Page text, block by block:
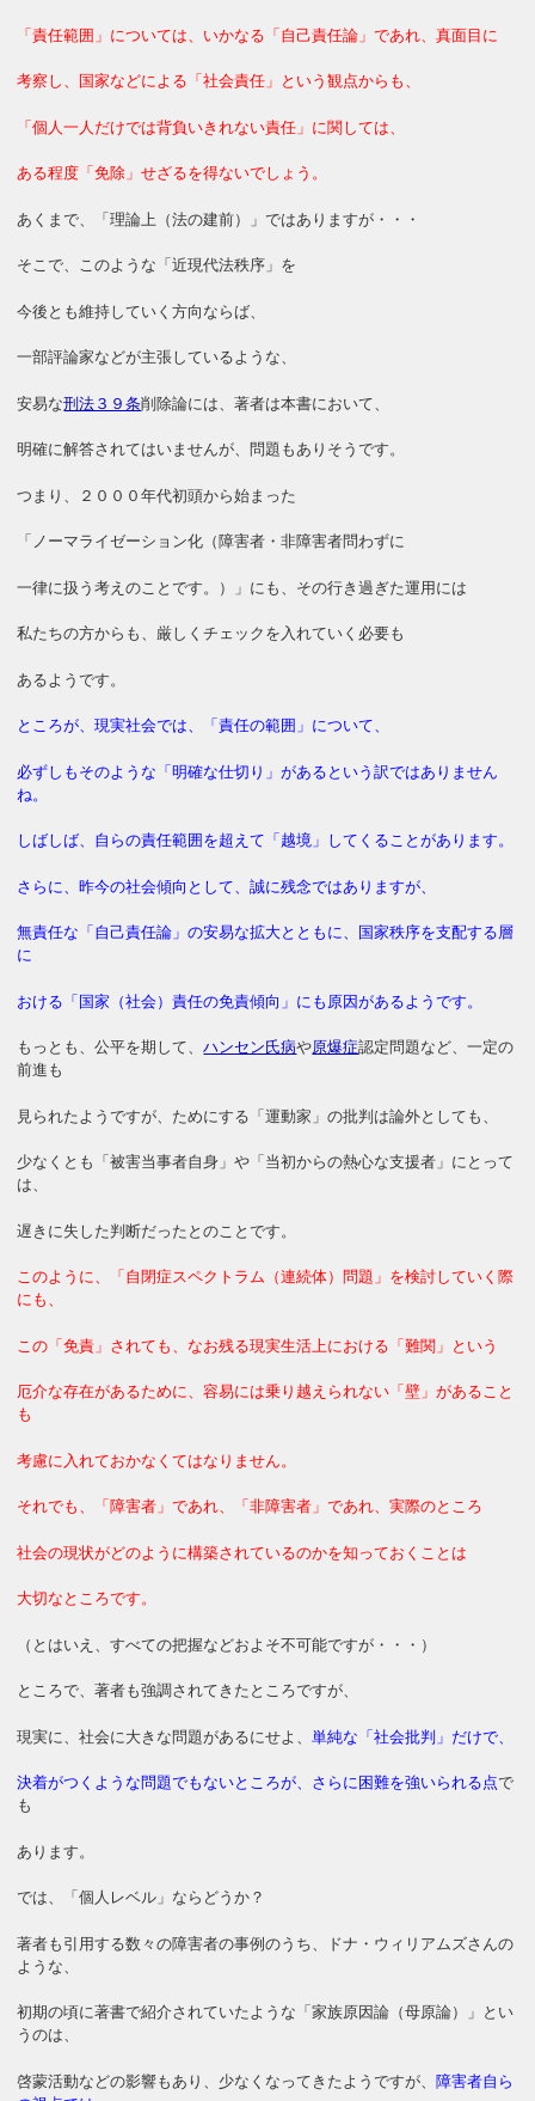
「責任範囲」については、いかなる「自己責任論」であれ、真面目に
考察し、国家などによる「社会責任」という観点からも、
「個人一人だけでは背負いきれない責任」に関しては、
ある程度「免除」せざるを得ないでしょう。
あくまで、「理論上（法の建前）」ではありますが・・・
そこで、このような「近現代法秩序」を
今後とも維持していく方向ならば、
一部評論家などが主張しているような、
安易な刑法３９条削除論には、著者は本書において、
明確に解答されてはいませんが、問題もありそうです。
つまり、２０００年代初頭から始まった
「ノーマライゼーション化（障害者・非障害者問わずに
一律に扱う考えのことです。）」にも、その行き過ぎた運用には
私たちの方からも、厳しくチェックを入れていく必要も
あるようです。
ところが、現実社会では、「責任の範囲」について、
必ずしもそのような「明確な仕切り」があるという訳ではありません
ね。
しばしば、自らの責任範囲を超えて「越境」してくることがあります。
さらに、昨今の社会傾向として、誠に残念ではありますが、
無責任な「自己責任論」の安易な拡大とともに、国家秩序を支配する層
に
おける「国家（社会）責任の免責傾向」にも原因があるようです。
もっとも、公平を期して、ハンセン氏病や原爆症認定問題など、一定の
前進も
見られたようですが、ためにする「運動家」の批判は論外としても、
少なくとも「被害当事者自身」や「当初からの熱心な支援者」にとって
は、
遅きに失した判断だったとのことです。
このように、「自閉症スペクトラム（連続体）問題」を検討していく際
にも、
この「免責」されても、なお残る現実生活上における「難関」という
厄介な存在があるために、容易には乗り越えられない「壁」があること
も
考慮に入れておかなくてはなりません。
それでも、「障害者」であれ、「非障害者」であれ、実際のところ
社会の現状がどのように構築されているのかを知っておくことは
大切なところです。
（とはいえ、すべての把握などおよそ不可能ですが・・・）
ところで、著者も強調されてきたところですが、
現実に、社会に大きな問題があるにせよ、単純な「社会批判」だけで、
決着がつくような問題でもないところが、さらに困難を強いられる点で
も
あります。
では、「個人レベル」ならどうか？
著者も引用する数々の障害者の事例のうち、ドナ・ウィリアムズさんの
ような、
初期の頃に著書で紹介されていたような「家族原因論（母原論）」とい
うのは、
啓蒙活動などの影響もあり、少なくなってきたようですが、障害者自ら